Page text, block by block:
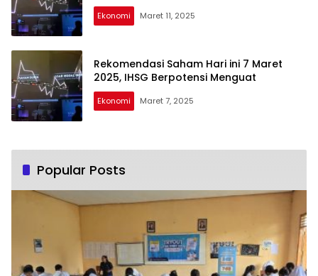
Ekonomi Maret 11, 2025
Rekomendasi Saham Hari ini 7 Maret
2025, IHSG Berpotensi Menguat
Ekonomi Maret 7, 2025
Popular Posts